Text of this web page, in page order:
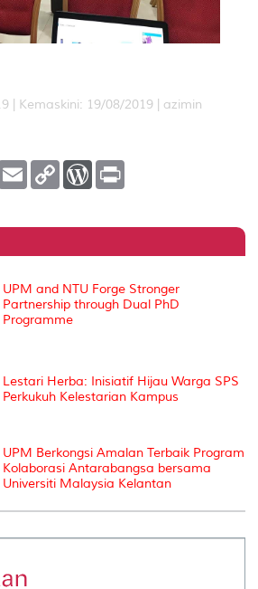
| Kemaskini: 19/08/2019 | azimin
E
m
l
C
L
n
W
P
e
s
t
UPM and NTU Forge Stronger
Partnership through Dual PhD
Programme
Lestari Herba: Inisiatif Hijau Warga SPS
Perkukuh Kelestarian Kampus
UPM Berkongsi Amalan Terbaik Program
Kolaborasi Antarabangsa bersama
Universiti Malaysia Kelantan